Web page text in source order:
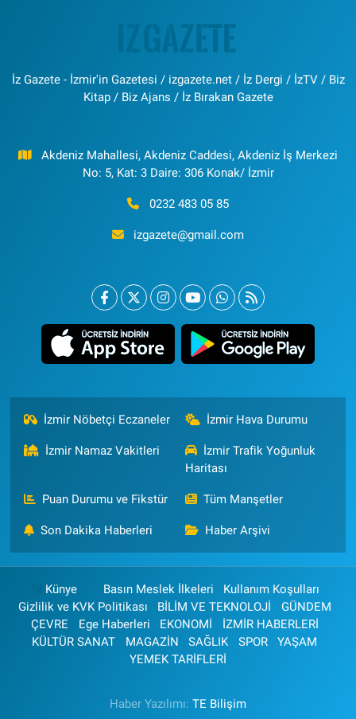
İz Gazete - İzmir'in Gazetesi / izgazete.net / İz Dergi / İzTV / Biz
Kitap / Biz Ajans / İz Bırakan Gazete
Akdeniz Mahallesi, Akdeniz Caddesi, Akdeniz İş Merkezi
No: 5, Kat: 3 Daire: 306 Konak/ İzmir
0232 483 05 85
izgazete@gmail.com
İzmir Nöbetçi Eczaneler İzmir Hava Durumu
İzmir Namaz Vakitleri
İzmir Trafik Yoğunluk
Haritası
Puan Durumu ve Fikstür Tüm Manşetler
Son Dakika Haberleri Haber Arşivi
Künye Basın Meslek İlkeleri
Kullanım Koşulları
Gizlilik ve KVK Politikası
BİLİM VE TEKNOLOJİ
GÜNDEM
ÇEVRE
Ege Haberleri EKONOMİ
İZMİR HABERLERİ
KÜLTÜR SANAT
MAGAZİN SAĞLIK SPOR
YAŞAM
YEMEK TARİFLERİ
Haber Yazılımı: TE Bilişim